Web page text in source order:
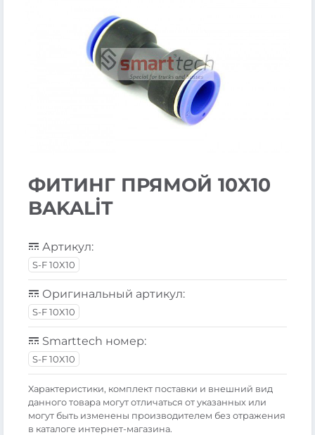
ФИТИНГ ПРЯМОЙ 10X10
BAKALİT
Артикул:
S-F 10X10
Оригинальный артикул:
S-F 10X10
Smarttech номер:
S-F 10X10
Xарактеристики, комплект поставки и внешний вид
данного товара могут отличаться от указанных или
могут быть изменены производителем без отражения
в каталоге интернет-магазина.